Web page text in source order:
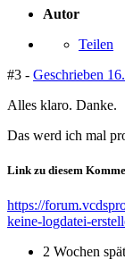
Autor
Teilen
#3 - Geschrieben
Alles klaro. Danke.
Das werd ich mal
Link zu diesem
https://
keine-logdatei-
2 Wochen